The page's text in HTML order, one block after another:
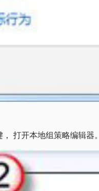
打开本地组策略编辑器。